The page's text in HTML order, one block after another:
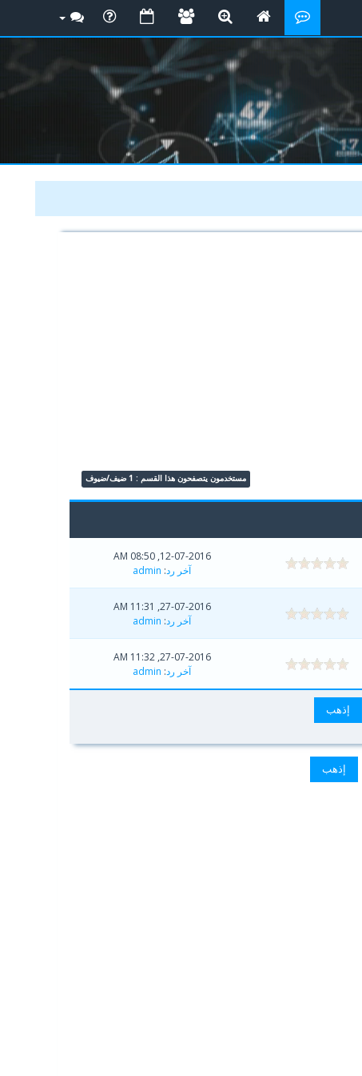
مستخدمون يتصفحون هذا القسم : 1 ضيف/ضيوف
12-07-2016, 08:50 AM
آخر رد:
admin
27-07-2016, 11:31 AM
آخر رد:
admin
27-07-2016, 11:32 AM
آخر رد:
admin